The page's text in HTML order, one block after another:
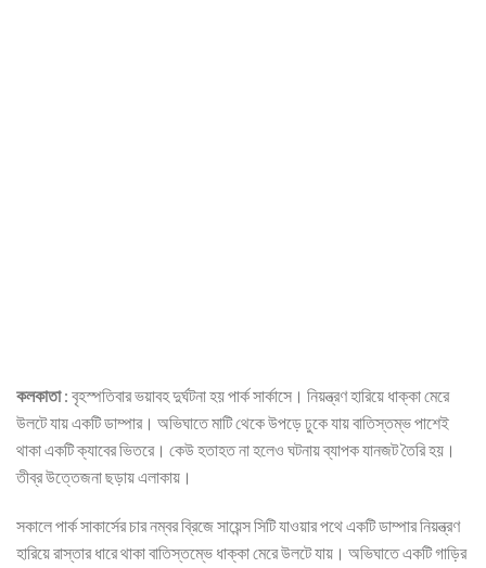
কলকাতা: বৃহস্পতিবার ভয়াবহ দুর্ঘটনা হয় পার্ক সার্কাসে। নিয়ন্ত্রণ হারিয়ে ধাক্কা মেরে
উলটে যায় একটি ডাম্পার। অভিঘাতে মাটি থেকে উপড়ে ঢুকে যায় বাতিস্তম্ভ পাশেই
থাকা একটি ক্যাবের ভিতরে। কেউ হতাহত না হলেও ঘটনায় ব্যাপক যানজট তৈরি হয়।
তীব্র উত্তেজনা ছড়ায় এলাকায়।
সকালে পার্ক সাকার্সের চার নম্বর ব্রিজে সায়েন্স সিটি যাওয়ার পথে একটি ডাম্পার নিয়ন্ত্রণ
হারিয়ে রাস্তার ধারে থাকা বাতিস্তম্ভে ধাক্কা মেরে উলটে যায়। অভিঘাতে একটি গাড়ির